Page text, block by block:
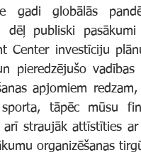
dēļ publiski
Center investīciju
pieredzējušo
apjomiem
tāpēc mūsu
arī straujāk attīstīties
organizēšanas